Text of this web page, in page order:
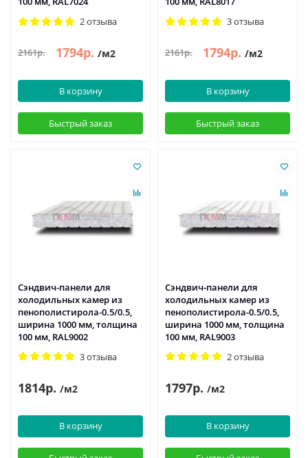
2 отзыва
2161р. 1794р. /м2
В корзину
Быстрый заказ
3 отзыва
2161р. 1794р. /м2
В корзину
Быстрый заказ
Сэндвич-панели для
холодильных камер из
пенополистирола-0.5/0.5,
ширина 1000 мм, толщина
100 мм, RAL9002
3 отзыва
1814р. /м2
В корзину
Сэндвич-панели для
холодильных камер из
пенополистирола-0.5/0.5,
ширина 1000 мм, толщина
100 мм, RAL9003
2 отзыва
1797р. /м2
В корзину